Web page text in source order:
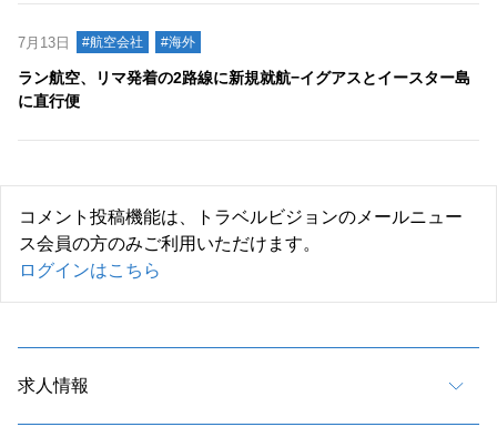
7月13日 #航空会社 #海外
ラン航空、リマ発着の2路線に新規就航−イグアスとイースター島
に直行便
コメント投稿機能は、トラベルビジョンのメールニュー
ス会員の方のみご利用いただけます。
ログインはこちら
求人情報